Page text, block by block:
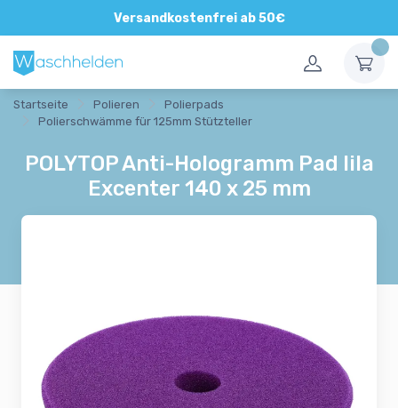
Versandkostenfrei ab 50€
Startseite Polieren
Polierpads
Polierschwämme für 125mm Stützteller
POLYTOP Anti-Hologramm Pad lila
Excenter 140 x 25 mm